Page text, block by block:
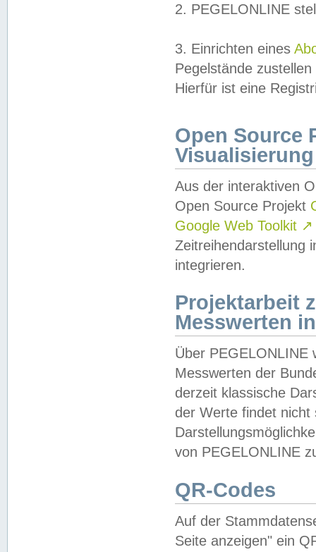
2. PEGELONLINE
3. Einrichten eines
Pegelstände
Hierfür ist eine
Open Source
Visualisierung
Aus der interaktiven
Open Source Projekt
Google Web Toolkit ↗
Zeitreihendarstellung
integrieren.
Projektarbeit
Messwerten
Über PEGELONLINE
Messwerten der
derzeit klassische
der Werte findet
von PEGELONLINE
QR-Codes
Auf der
Seite anzeigen" ein